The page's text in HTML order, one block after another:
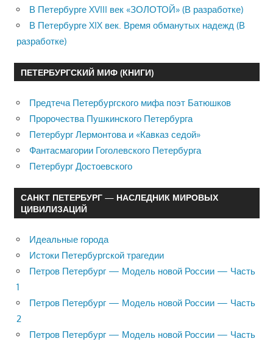
В Петербурге XVIII век «ЗОЛОТОЙ» (В разработке)
В Петербурге XIX век. Время обманутых надежд (В
разработке)
ПЕТЕРБУРГСКИЙ МИФ (КНИГИ)
Предтеча Петербургского мифа поэт Батюшков
Пророчества Пушкинского Петербурга
Петербург Лермонтова и «Кавказ седой»
Фантасмагории Гоголевского Петербурга
Петербург Достоевского
САНКТ ПЕТЕРБУРГ — НАСЛЕДНИК МИРОВЫХ
ЦИВИЛИЗАЦИЙ
Идеальные города
Истоки Петербургской трагедии
Петров Петербург — Модель новой России — Часть
1
Петров Петербург — Модель новой России — Часть
2
Петров Петербург — Модель новой России — Часть